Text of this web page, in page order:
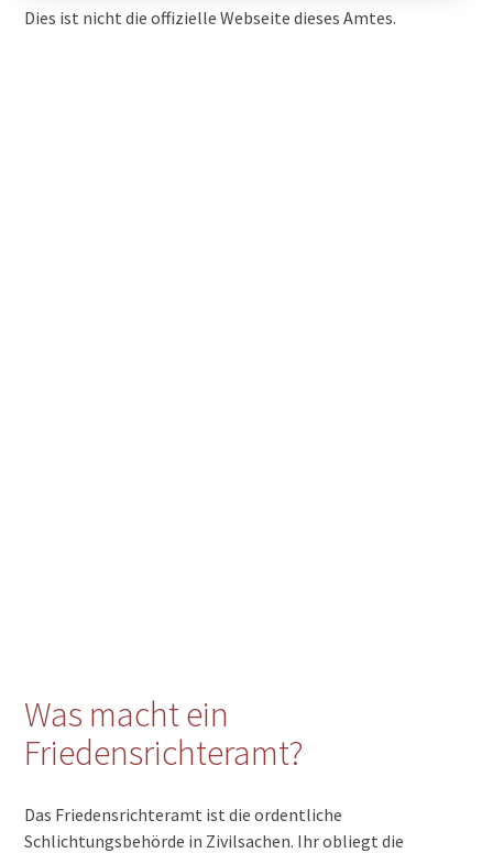
Dies ist nicht die offizielle Webseite dieses Amtes.
Was macht ein
Friedensrichteramt?
Das Friedensrichteramt ist die ordentliche
Schlichtungsbehörde in Zivilsachen. Ihr obliegt die